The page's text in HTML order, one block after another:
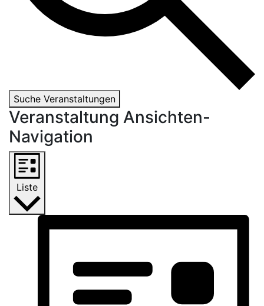
Suche Veranstaltungen
Veranstaltung Ansichten-
Navigation
Liste